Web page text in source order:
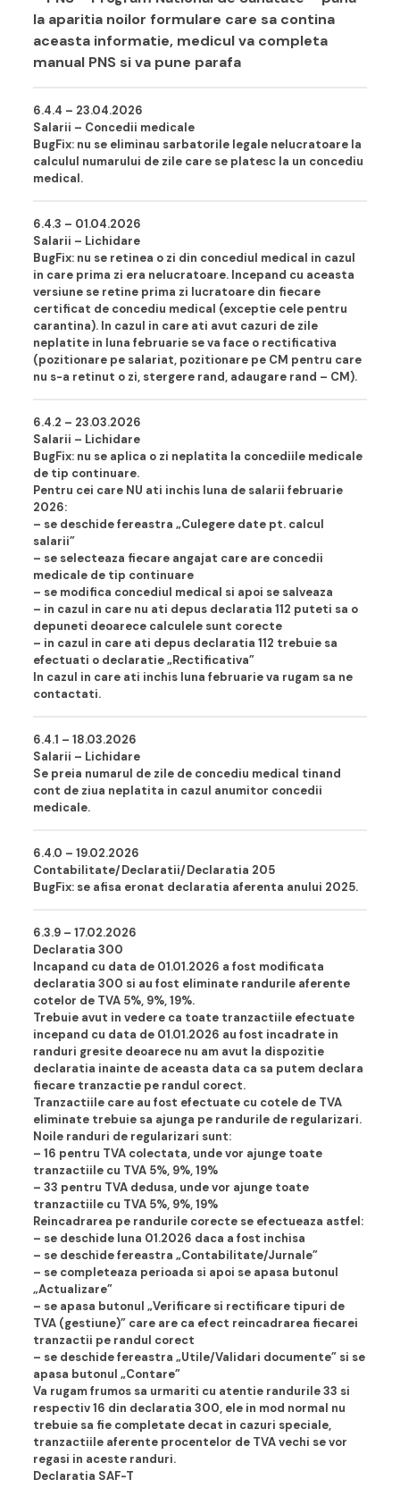
la aparitia noilor formulare care sa contina
aceasta informatie, medicul va completa
manual PNS si va pune parafa
6.4.4 – 23.04.2026
Salarii – Concedii medicale
BugFix: nu se eliminau sarbatorile legale nelucratoare la
calculul numarului de zile care se platesc la un concediu
medical.
6.4.3 – 01.04.2026
Salarii – Lichidare
BugFix: nu se retinea o zi din concediul medical in cazul
in care prima zi era nelucratoare. Incepand cu aceasta
versiune se retine prima zi lucratoare din fiecare
certificat de concediu medical (exceptie cele pentru
carantina). In cazul in care ati avut cazuri de zile
neplatite in luna februarie se va face o rectificativa
(pozitionare pe salariat, pozitionare pe CM pentru care
nu s-a retinut o zi, stergere rand, adaugare rand – CM).
6.4.2 – 23.03.2026
Salarii – Lichidare
BugFix: nu se aplica o zi neplatita la concediile medicale
de tip continuare.
Pentru cei care NU ati inchis luna de salarii februarie
2026:
– se deschide fereastra „Culegere date pt. calcul
salarii”
– se selecteaza fiecare angajat care are concedii
medicale de tip continuare
– se modifica concediul medical si apoi se salveaza
– in cazul in care nu ati depus declaratia 112 puteti sa o
depuneti deoarece calculele sunt corecte
– in cazul in care ati depus declaratia 112 trebuie sa
efectuati o declaratie „Rectificativa”
In cazul in care ati inchis luna februarie va rugam sa ne
contactati.
6.4.1 – 18.03.2026
Salarii – Lichidare
Se preia numarul de zile de concediu medical tinand
cont de ziua neplatita in cazul anumitor concedii
medicale.
6.4.0 – 19.02.2026
Contabilitate/Declaratii/Declaratia 205
BugFix: se afisa eronat declaratia aferenta anului 2025.
6.3.9 – 17.02.2026
Declaratia 300
Incapand cu data de 01.01.2026 a fost modificata
declaratia 300 si au fost eliminate randurile aferente
cotelor de TVA 5%, 9%, 19%.
Trebuie avut in vedere ca toate tranzactiile efectuate
incepand cu data de 01.01.2026 au fost incadrate in
randuri gresite deoarece nu am avut la dispozitie
declaratia inainte de aceasta data ca sa putem declara
fiecare tranzactie pe randul corect.
Tranzactiile care au fost efectuate cu cotele de TVA
eliminate trebuie sa ajunga pe randurile de regularizari.
Noile randuri de regularizari sunt:
– 16 pentru TVA colectata, unde vor ajunge toate
tranzactiile cu TVA 5%, 9%, 19%
– 33 pentru TVA dedusa, unde vor ajunge toate
tranzactiile cu TVA 5%, 9%, 19%
Reincadrarea pe randurile corecte se efectueaza astfel:
– se deschide luna 01.2026 daca a fost inchisa
– se deschide fereastra „Contabilitate/Jurnale”
– se completeaza perioada si apoi se apasa butonul
„Actualizare”
– se apasa butonul „Verificare si rectificare tipuri de
TVA (gestiune)” care are ca efect reincadrarea fiecarei
tranzactii pe randul corect
– se deschide fereastra „Utile/Validari documente” si se
apasa butonul „Contare”
Va rugam frumos sa urmariti cu atentie randurile 33 si
respectiv 16 din declaratia 300, ele in mod normal nu
trebuie sa fie completate decat in cazuri speciale,
tranzactiile aferente procentelor de TVA vechi se vor
regasi in aceste randuri.
Declaratia SAF-T